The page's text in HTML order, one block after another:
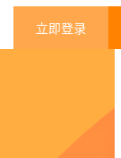
立即登录